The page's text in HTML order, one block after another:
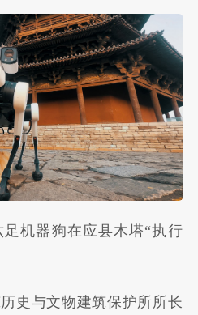
机器狗在应县木塔“执行
史与文物建筑保护所所长